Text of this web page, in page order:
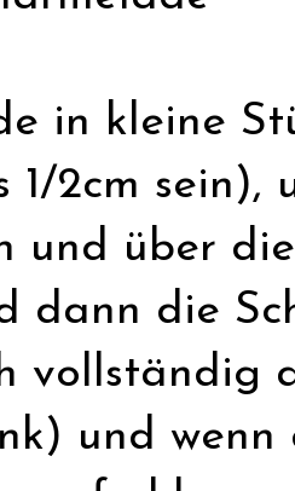
in kleine
1/2cm sein),
und über
dann die
vollständig
und